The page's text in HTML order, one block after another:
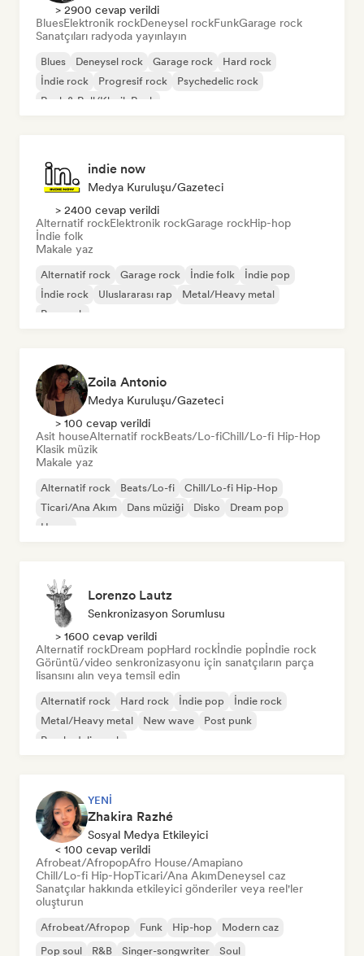
> 2900 cevap verildi
BluesElektronik rockDeneysel rockFunkGarage rock
Sanatçıları radyoda yayınlayın
Blues Deneysel rock Garage rock
Hard rock
İndie rock
Progresif rock
Psychedelic rock
Rock & Roll/Klasik Rock
indie now
Medya Kuruluşu/Gazeteci
> 2400 cevap verildi
Alternatif rockElektronik rockGarage rockHip-hop
İndie folk
Makale yaz
Alternatif rock Garage rock İndie folk
İndie pop
İndie rock
Uluslararası rap
Metal/Heavy metal
Pop rock
Zoila Antonio
Medya Kuruluşu/Gazeteci
> 100 cevap verildi
Asit houseAlternatif rockBeats/Lo-fiChill/Lo-fi Hip-Hop
Klasik müzik
Makale yaz
Alternatif rock Beats/Lo-fi
Chill/Lo-fi Hip-Hop
Ticari/Ana Akım
Dans müziği Disko
Dream pop
House
Lorenzo Lautz
Senkronizasyon Sorumlusu
> 1600 cevap verildi
Alternatif rockDream popHard rockİndie popİndie rock
Görüntü/video senkronizasyonu için sanatçıların parça
lisansını alın veya temsil edin
Alternatif rock Hard rock İndie pop
İndie rock
Metal/Heavy metal
New wave
Post punk
Psychedelic rock
YENI
Zhakira Razhé
Sosyal Medya Etkileyici
< 100 cevap verildi
Afrobeat/AfropopAfro House/Amapiano
Chill/Lo-fi Hip-HopTicari/Ana AkımDeneysel caz
Sanatçılar hakkında etkileyici gönderiler veya reel'ler
oluşturun
Afrobeat/Afropop Funk Hip-hop
Modern caz
Pop soul
R&B Singer-songwriter Soul